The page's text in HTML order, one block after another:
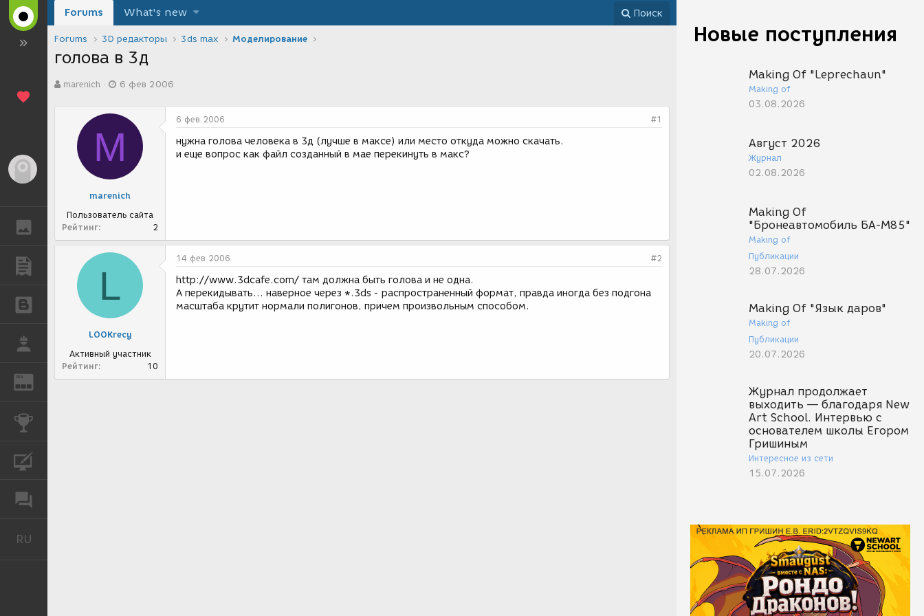
ГАЛЕРЕЯ
ПУБЛИКАЦИИ
БЛОГИ
REN ЖУРНАЛ
RU
Новые поступления
Making Of "Leprechaun"
Making of
03.08.2026
Август 2026
Журнал
02.08.2026
Making Of
"Бронеавтомобиль БА-М85"
Making of
Публикации
28.07.2026
Making Of "Язык даров"
Making of
Публикации
20.07.2026
Журнал продолжает
выходить — благодаря New
Art School. Интервью с
основателем школы Егором
Гришиным
Интересное из сети
15.07.2026
Forums What's new Поиск
Forums 3D редакторы 3ds max Моделирование
голова в 3д
в
marenich
а
а
о
д
а
и
я
6 фев 2006
M
marenich
Пользователь сайта
Рейтинг
2
6 фев 2006 #1
нужна голова человека в 3д (лучше в максе) или место откуда можно скачать.
и еще вопрос как файл созданный в мае перекинуть в макс?
L
LOOKrecy
Активный участник
Рейтинг
10
14 фев 2006 #2
http://www.3dcafe.com/ там должна быть голова и не одна.
А перекидывать... наверное через *.3ds - распространенный формат, правда иногда без подгона
масштаба крутит нормали полигонов, причем произвольным способом.